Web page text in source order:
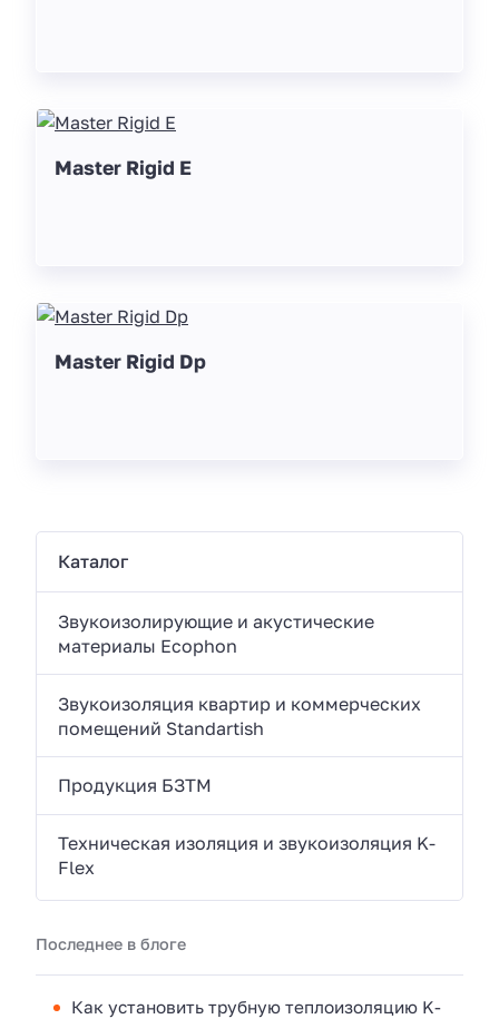
Master Rigid E
Master Rigid Dp
Каталог
Звукоизолирующие и акустические
материалы Ecophon
Звукоизоляция квартир и коммерческих
помещений Standartish
Продукция БЗТМ
Техническая изоляция и звукоизоляция K-
Flex
Последнее в блоге
Как установить трубную теплоизоляцию K-